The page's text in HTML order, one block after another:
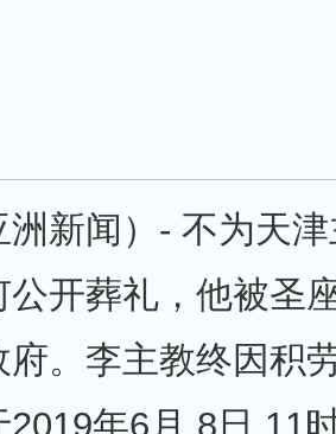
洲新闻）- 不为天
公开葬礼，他被圣
府。李主教终因积
2019年6月 8日 11